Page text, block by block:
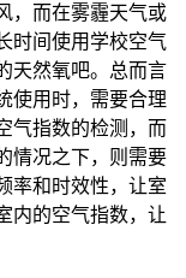
，而在雾霾天气或
时间使用学校空气
天然氧吧。总而言
使用时，需要合理
气指数的检测，而
情况之下，则需要
率和时效性，让室
内的空气指数，让